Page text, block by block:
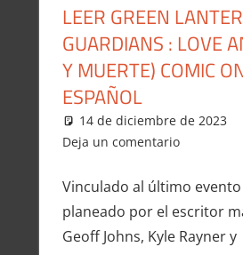
LEER GREEN
GUARDIANS : LOVE
Y MUERTE) COMIC
ESPAÑOL
14 de diciembre de 2023
Deja un comentario
Vinculado al último
planeado por el escritor
Geoff Johns, Kyle Rayner y